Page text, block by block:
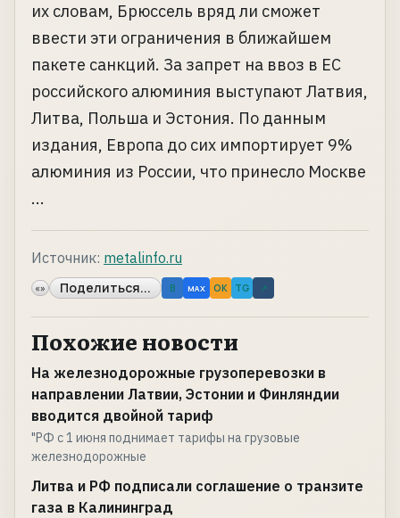
их словам, Брюссель вряд ли сможет
ввести эти ограничения в ближайшем
пакете санкций. За запрет на ввоз в ЕС
российского алюминия выступают Латвия,
Литва, Польша и Эстония. По данным
издания, Европа до сих импортирует 9%
алюминия из России, что принесло Москве
...
Источник: metalinfo.ru
«» Поделиться... B MAX OK TG ↗
Похожие новости
На железнодорожные грузоперевозки в
направлении Латвии, Эстонии и Финляндии
вводится двойной тариф
"РФ с 1 июня поднимает тарифы на грузовые
железнодорожные
Литва и РФ подписали соглашение о транзите
газа в Калининград